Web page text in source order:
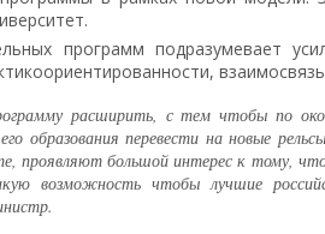
программ подразумевает
расширить, с тем чтобы по
образования перевести на новые
проявляют большой интерес к тому,
возможность чтобы лучшие